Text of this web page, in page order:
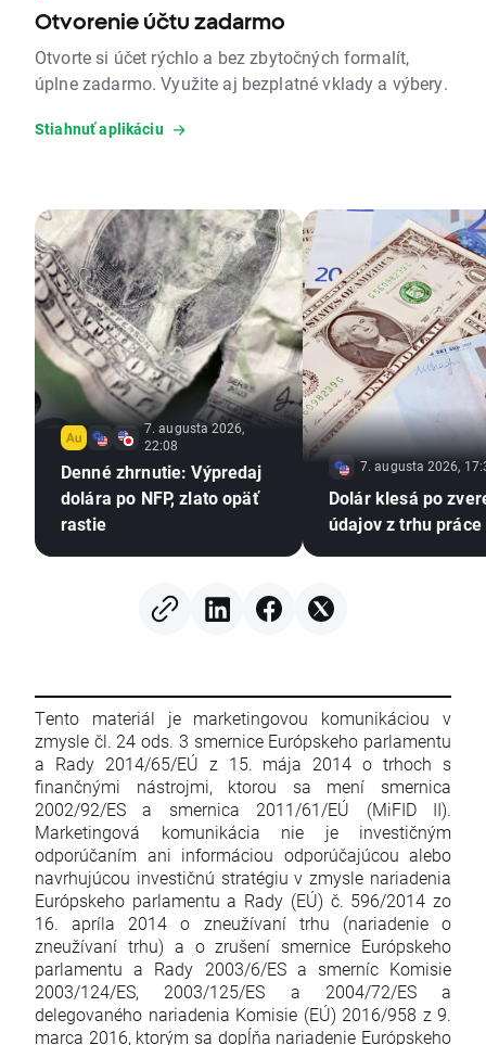
Otvorenie účtu zadarmo
Otvorte si účet rýchlo a bez zbytočných formalít,
úplne zadarmo. Využite aj bezplatné vklady a výbery.
Stiahnuť aplikáciu
7. augusta 2026,
22:08
Denné zhrnutie: Výpredaj
dolára po NFP, zlato opäť
rastie
7. augusta 2026,
Dolár klesá po
údajov z trhu práce
Tento materiál je marketingovou komunikáciou v
zmysle čl. 24 ods. 3 smernice Európskeho parlamentu
a Rady 2014/65/EÚ z 15. mája 2014 o trhoch s
finančnými nástrojmi, ktorou sa mení smernica
2002/92/ES a smernica 2011/61/EÚ (MiFID II).
Marketingová komunikácia nie je investičným
odporúčaním ani informáciou odporúčajúcou alebo
navrhujúcou investičnú stratégiu v zmysle nariadenia
Európskeho parlamentu a Rady (EÚ) č. 596/2014 zo
16. apríla 2014 o zneužívaní trhu (nariadenie o
zneužívaní trhu) a o zrušení smernice Európskeho
parlamentu a Rady 2003/6/ES a smerníc Komisie
2003/124/ES, 2003/125/ES a 2004/72/ES a
delegovaného nariadenia Komisie (EÚ) 2016/958 z 9.
marca 2016, ktorým sa dopĺňa nariadenie Európskeho